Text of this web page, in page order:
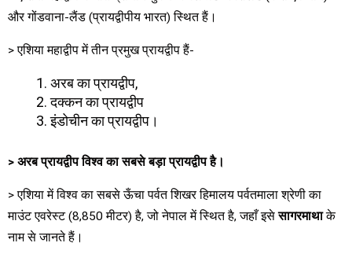
और गोंडवाना-लैंड (प्रायद्वीपीय भारत) स्थित हैं।
> एशिया महाद्वीप में तीन प्रमुख प्रायद्वीप हैं-
अरब का प्रायद्वीप,
दक्कन का प्रायद्वीप
इंडोचीन का प्रायद्वीप।
> अरब प्रायद्वीप विश्व का सबसे बड़ा प्रायद्वीप है।
> एशिया में विश्व का सबसे ऊँचा पर्वत शिखर हिमालय पर्वतमाला श्रेणी का
माउंट एवरेस्ट (8,850 मीटर) है, जो नेपाल में स्थित है, जहाँ इसेसागरमाथाके
नाम से जानते हैं।